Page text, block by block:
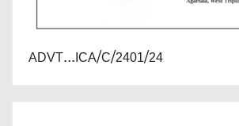
ADVT...ICA/C/2401/24